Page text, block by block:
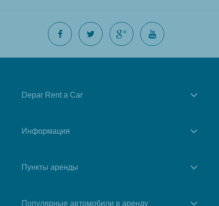
Depar Rent a Car
Информация
Пункты аренды
Популярные автомобили в аренду